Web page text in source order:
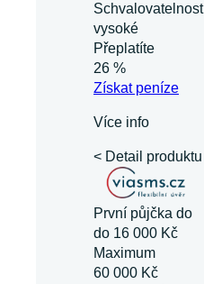
Schvalovatelnost
vysoké
Přeplatíte
26 %
Získatpeníze
Více info
< Detail produktu
První půjčka do
do 16 000 Kč
Maximum
60 000 Kč